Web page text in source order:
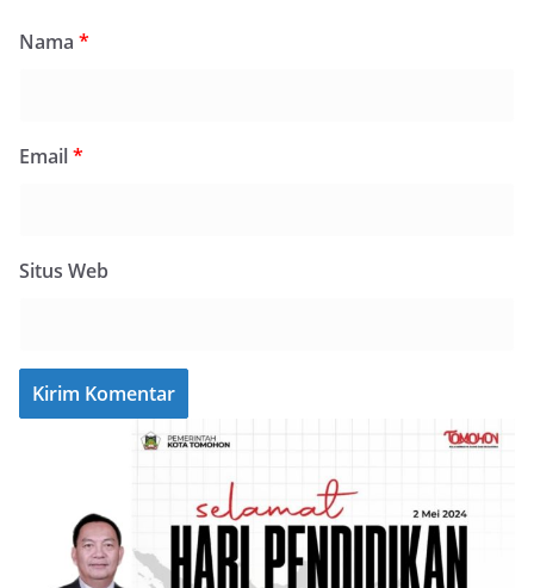
Nama *
Email*
Situs Web